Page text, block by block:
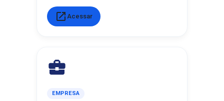
open_in_new Acessar
business_center
EMPRESA